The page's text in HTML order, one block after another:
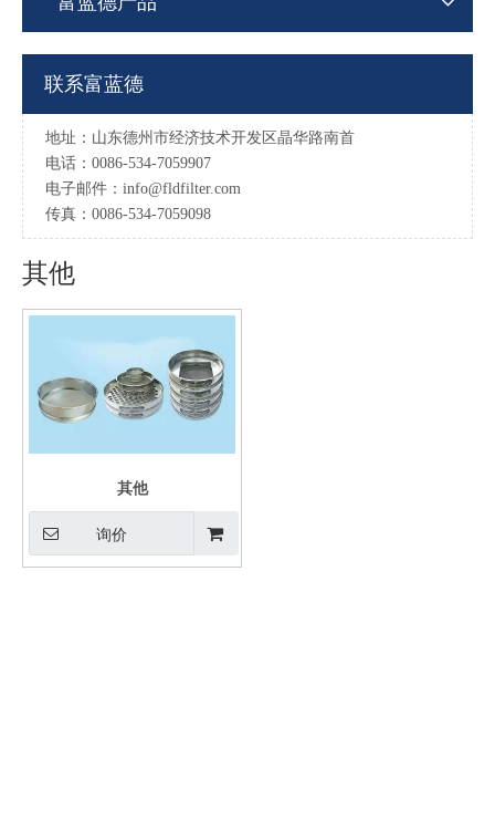
联系富蓝德
地址：山东德州市经济技术开发区晶华路南首
电话：0086-534-7059907
电子邮件： info@fldfilter.com
传真：0086-534-7059098
其他
其他
询价